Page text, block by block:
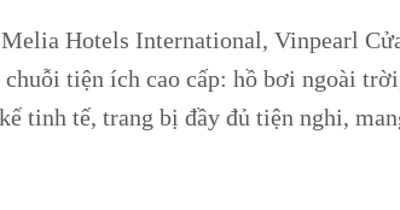
Hotels International, Vinpearl
tiện ích cao cấp: hồ bơi ngoài
tinh tế, trang bị đầy đủ tiện nghi,